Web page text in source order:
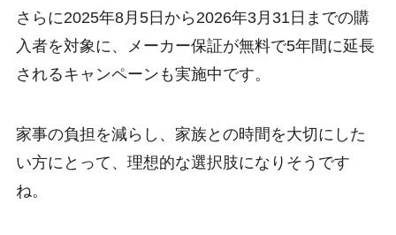
さらに2025年8月5日から2026年3月31日までの購
入者を対象に、メーカー保証が無料で5年間に延長
されるキャンペーンも実施中です。
家事の負担を減らし、家族との時間を大切にした
い方にとって、理想的な選択肢になりそうです
ね。